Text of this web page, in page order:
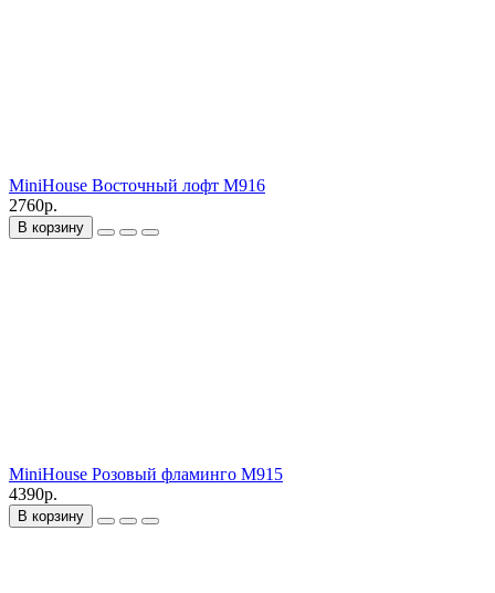
MiniHouse Восточный лофт M916
2760р.
В корзину
MiniHouse Розовый фламинго M915
4390р.
В корзину